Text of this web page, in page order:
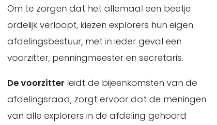
Om te zorgen dat het allemaal een beetje
ordelijk verloopt, kiezen explorers hun eigen
afdelingsbestuur, met in ieder geval een
voorzitter, penningmeester en secretaris.
De voorzitter leidt de bijeenkomsten van de
afdelingsraad, zorgt ervoor dat de meningen
van alle explorers in de afdeling gehoord